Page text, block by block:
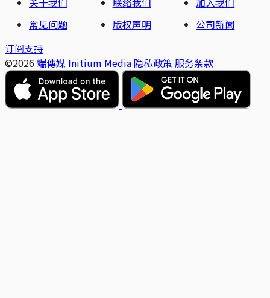
常见问题
版权声明
公司新闻
订阅支持
©2026 端傳媒 Initium Media 隐私政策 服务条款